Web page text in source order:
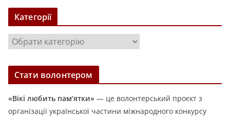
х
в
Категорії
а
т
о
Стати волонтером
«Вікі любить пам’ятки» — це волонтерський проєкт з
організації української частини міжнародного конкурсу